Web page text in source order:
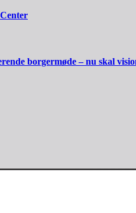
borgermøde – nu skal